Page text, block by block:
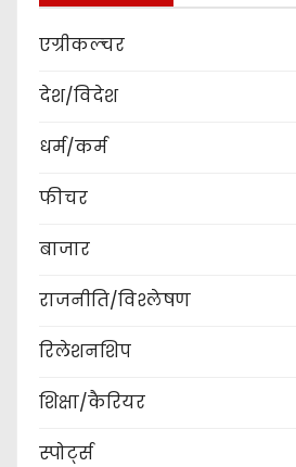
एग्रीकल्चर
देश/विदेश
धर्म/कर्म
फीचर
बाजार
राजनीति/विश्लेषण
रिलेशनशिप
शिक्षा/कैरियर
स्पोर्ट्स